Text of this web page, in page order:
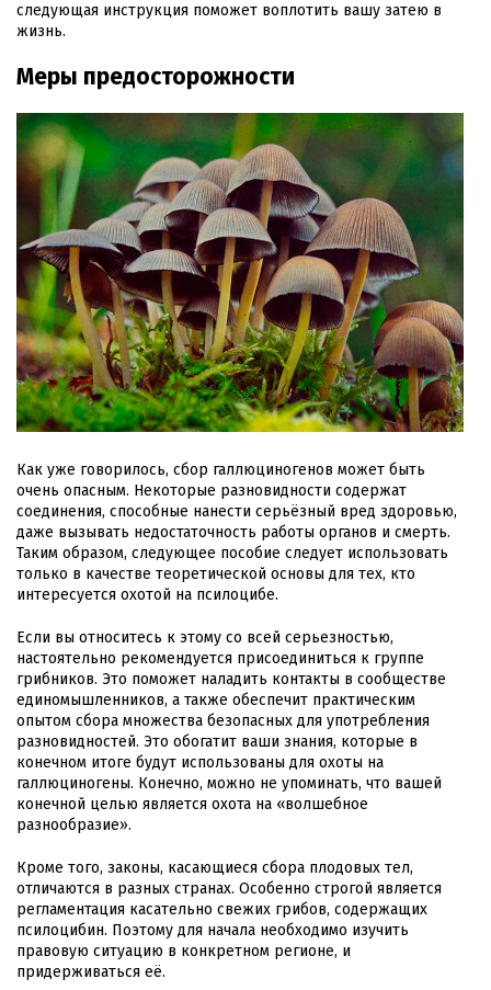
следующая инструкция поможет воплотить вашу затею в
жизнь.
Меры предосторожности
Как уже говорилось, сбор галлюциногенов может быть
очень опасным. Некоторые разновидности содержат
соединения, способные нанести серьёзный вред здоровью,
даже вызывать недостаточность работы органов и смерть.
Таким образом, следующее пособие следует использовать
только в качестве теоретической основы для тех, кто
интересуется охотой на псилоцибе.
Если вы относитесь к этому со всей серьезностью,
настоятельно рекомендуется присоединиться к группе
грибников. Это поможет наладить контакты в сообществе
единомышленников, а также обеспечит практическим
опытом сбора множества безопасных для употребления
разновидностей. Это обогатит ваши знания, которые в
конечном итоге будут использованы для охоты на
галлюциногены. Конечно, можно не упоминать, что вашей
конечной целью является охота на «волшебное
разнообразие».
Кроме того, законы, касающиеся сбора плодовых тел,
отличаются в разных странах. Особенно строгой является
регламентация касательно свежих грибов, содержащих
псилоцибин. Поэтому для начала необходимо изучить
правовую ситуацию в конкретном регионе, и
придерживаться её.